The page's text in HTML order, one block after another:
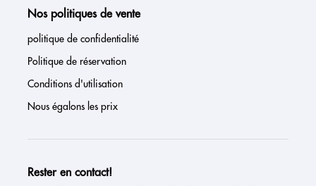
Nos politiques de vente
politique de confidentialité
Politique de réservation
Conditions d'utilisation
Nous égalons les prix
Rester en contact!